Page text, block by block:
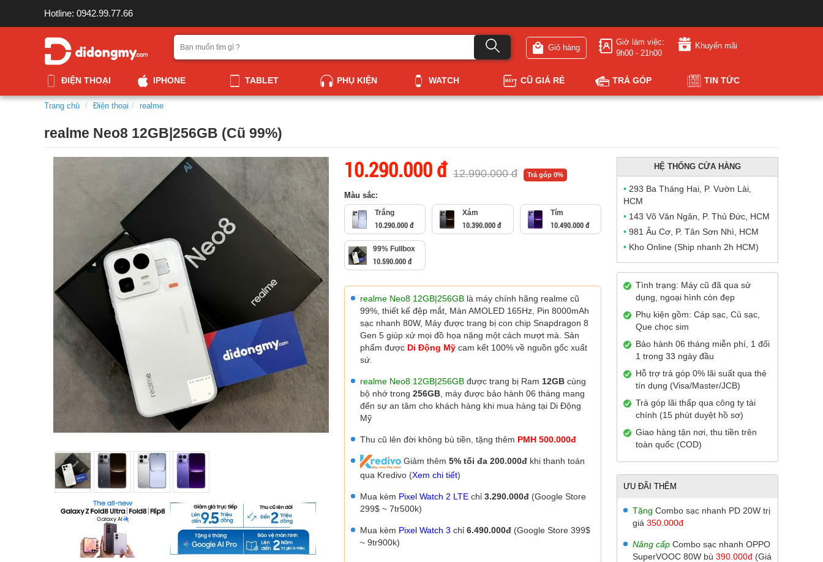
Hotline: 0942.99.77.66
Giỏ hàng
Giờ làm việc:
9h00 - 21h00
Khuyến mãi
ĐIỆN THOẠI IPHONE TABLET PHỤ KIỆN WATCH CŨ GIÁ RẺ TRẢ GÓP TIN TỨC
Trang chủ Điện thoại realme
realme Neo8 12GB|256GB (Cũ 99%)
10.290.000 đ 12.990.000 đ Trả góp 0%
Màu sắc:
Trắng
10.290.000 đ
Xám
10.390.000 đ
Tím
10.490.000 đ
99% Fullbox
10.590.000 đ
realme Neo8 12GB|256GB là máy chính hãng realme cũ
99%, thiết kế đệp mắt, Màn AMOLED 165Hz, Pin 8000mAh
sạc nhanh 80W, Máy được trang bị con chip Snapdragon 8
Gen 5 giúp xử mọi đồ họa nặng một cách mượt mà. Sản
phẩm được Di Động Mỹ cam kết 100% về nguồn gốc xuất
sứ.
realme Neo8 12GB|256GB được trang bị Ram 12GB cùng
bộ nhớ trong 256GB , máy được bảo hành 06 tháng mang
đến sự an tâm cho khách hàng khi mua hàng tại Di Động
Mỹ
Thu cũ lên đời không bù tiền, tặng thêm PMH 500.000đ
Giảm thêm 5% tối đa 200.000đ khi thanh toán
qua Kredivo (Xem chi tiết)
Mua kèm Pixel Watch 2 LTE chỉ 3.290.000đ (Google Store
299$ ~ 7tr500k)
Mua kèm Pixel Watch 3 chỉ 6.490.000đ (Google Store 399$
~ 9tr900k)
HỆ THỐNG CỬA HÀNG
• 293 Ba Tháng Hai, P. Vườn Lài,
HCM
• 143 Võ Văn Ngân, P. Thủ Đức, HCM
• 981 Âu Cơ, P. Tân Sơn Nhì, HCM
• Kho Online (Ship nhanh 2h HCM)
Tình trạng: Máy cũ đã qua sử
dụng, ngoại hình còn đẹp
Phụ kiện gồm: Cáp sạc, Củ sạc,
Que chọc sim
Bảo hành 06 tháng miễn phí, 1 đổi
1 trong 33 ngày đầu
Hỗ trợ trả góp 0% lãi suất qua thẻ
tín dụng (Visa/Master/JCB)
Trả góp lãi thấp qua công ty tài
chính (15 phút duyệt hồ sơ)
Giao hàng tận nơi, thu tiền trên
toàn quốc (COD)
ƯU ĐÃI THÊM
Tặng Combo sạc nhanh PD 20W trị
giá 350.000đ
Nâng cấp Combo sạc nhanh OPPO
SuperVOOC 80W bù 390.000đ (Giá